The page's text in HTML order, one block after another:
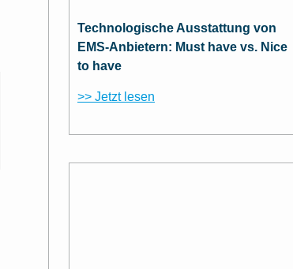
Technologische Ausstattung von
EMS-Anbietern: Must have vs. Nice
to have
>> Jetzt lesen